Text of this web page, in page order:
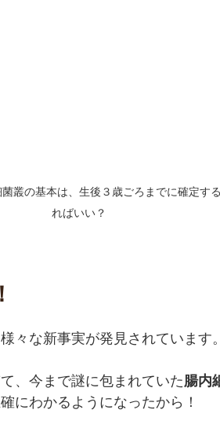
叢の基本は、生後３歳ごろまでに確定す
ればいい？
々な新事実が発見されています。
、今まで謎に包まれていた腸内
にわかるようになったから！